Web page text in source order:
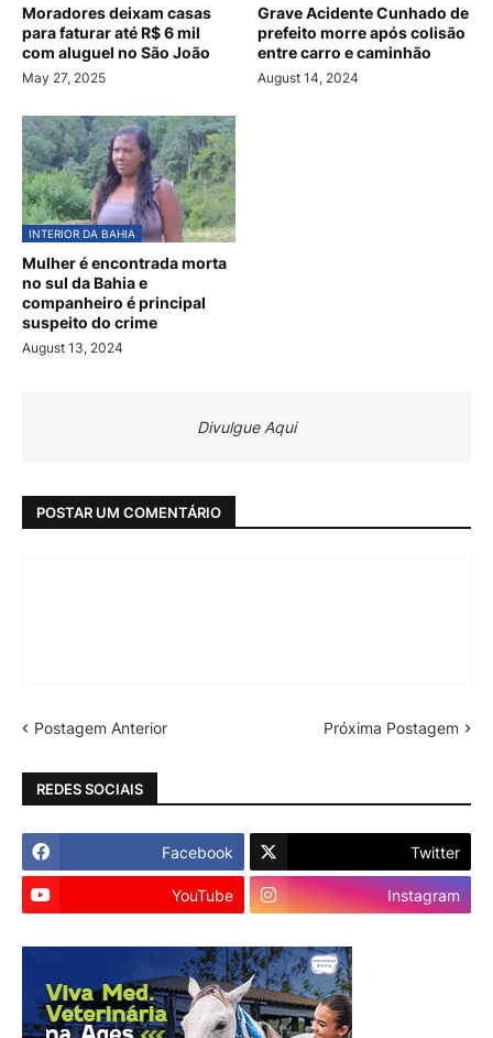
Moradores deixam casas
para faturar até R$ 6 mil
com aluguel no São João
May 27, 2025
Grave Acidente Cunhado de
prefeito morre após colisão
entre carro e caminhão
August 14, 2024
INTERIOR DA BAHIA
Mulher é encontrada morta
no sul da Bahia e
companheiro é principal
suspeito do crime
August 13, 2024
Divulgue Aqui
POSTAR UM COMENTÁRIO
Postagem Anterior Próxima Postagem
REDES SOCIAIS
Facebook Twitter
YouTube Instagram